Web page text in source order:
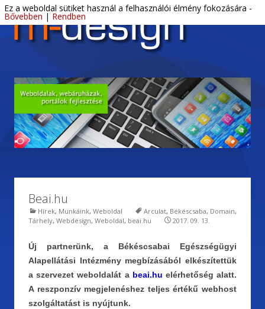
M-Design Békéscsaba – Webdesign,
DTP, tárhely
Letisztult, profi webdesign és DTP. Menu
Beai.hu
Hírek, Munkáink, Weboldal Arculat, Békéscsaba, Domain,
Tárhely, Webdesign, Weboldal, beai.hu 2017. 09. 13.
Új partnerünk, a Békéscsabai Egészségügyi
Alapellátási Intézmény megbízásából elkészítettük
a szervezet weboldalát a beai.hu elérhetőség alatt.
A reszponzív megjelenéshez teljes értékű webhost
szolgáltatást is nyújtunk.
Ez a weboldal sütiket használ a felhasználói élmény fokozására -
Bővebben | Rendben